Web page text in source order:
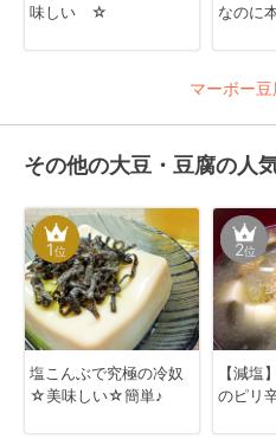
味しい ☆
なのに
マーボー
その他の大豆・豆腐の人
1位
塩こんぶで究極の冷奴
☆美味しい☆簡単♪
2位
【減塩
のピリ